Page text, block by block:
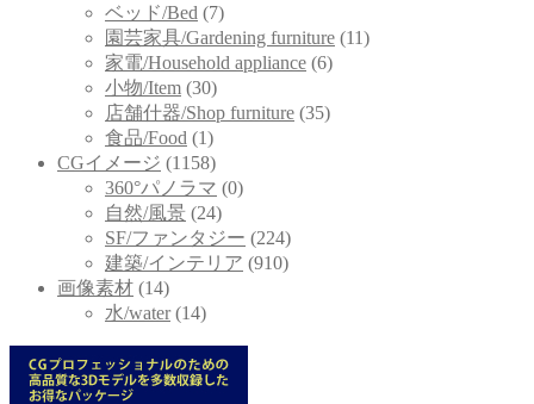
ベッド/Bed (7)
園芸家具/Gardening furniture (11)
家電/Household appliance (6)
小物/Item (30)
店舗什器/Shop furniture (35)
食品/Food (1)
CGイメージ (1158)
360°パノラマ (0)
自然/風景 (24)
SF/ファンタジー (224)
建築/インテリア (910)
画像素材 (14)
水/water (14)